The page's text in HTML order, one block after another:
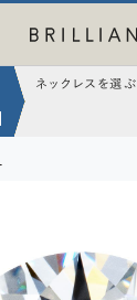
ネックレスを選ぶ